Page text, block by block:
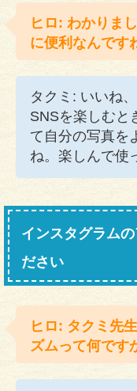
ヒロ: わかりま
に便利なんです
タクミ: いいね
SNSを楽しむと
て自分の写真を
ね。楽しんで使
インスタグラム
ださい
ヒロ: タクミ先
ズムって何です